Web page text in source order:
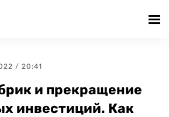
/ 20:41
и прекращение
инвестиций. Как